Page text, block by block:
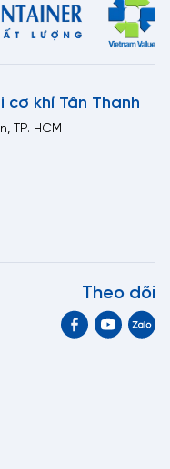
khí Tân Thanh
TP. HCM
Theo dõi